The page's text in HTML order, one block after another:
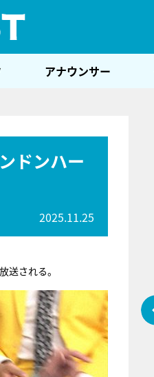
アナウンサー
ドンハー
2025.11.25
送される。
ラブ！げーみんぐ』＝LOV
羅＆佐々木舞香SPインタ